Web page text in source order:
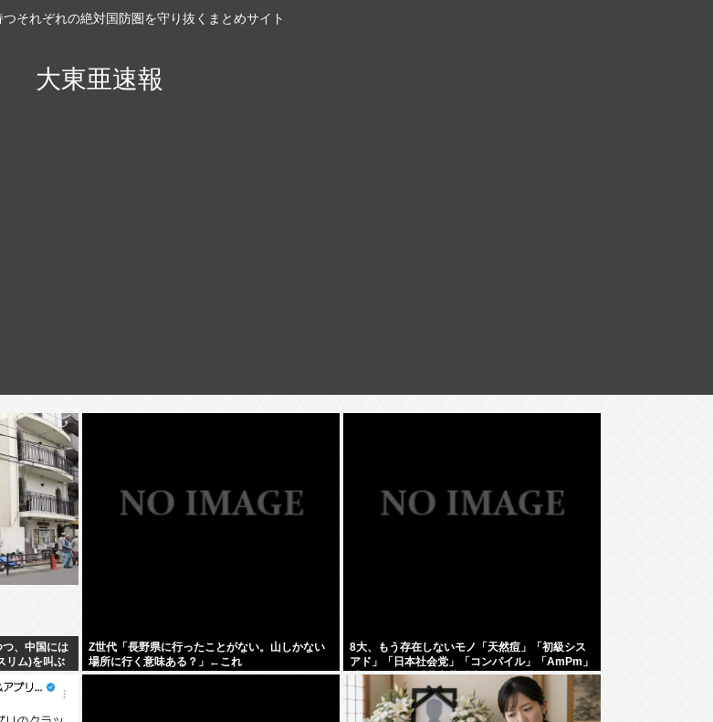
つそれぞれの絶対国防圏を守り抜くまとめサイト
大東亜速報
、中国には
リム)を叫ぶ
Z世代「長野県に行ったことがない。山しかない
場所に行く意味ある？」←これ
8大、もう存在しないモノ「天然痘」「初級シス
アド」「日本社会党」「コンパイル」「AmPm」
「ジャスコ」「共立薬科大学」